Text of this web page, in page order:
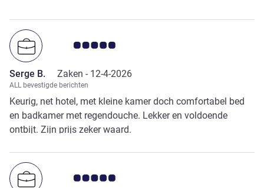
Avis-klantbeoordeling 5.0/5
Serge B. Zaken - 12-4-2026
ALL bevestigde berichten
Keurig, net hotel, met kleine kamer doch comfortabel bed
en badkamer met regendouche. Lekker en voldoende
ontbijt. Zijn prijs zeker waard.
Avis-klantbeoordeling 5.0/5